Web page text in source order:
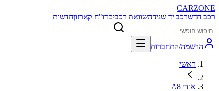
CARZONE
רכב חדשרכב יד שניההשוואת רכביםדו"ח קארזוןחדשות
הרשמה/התחברות
ראשי
אודי A8